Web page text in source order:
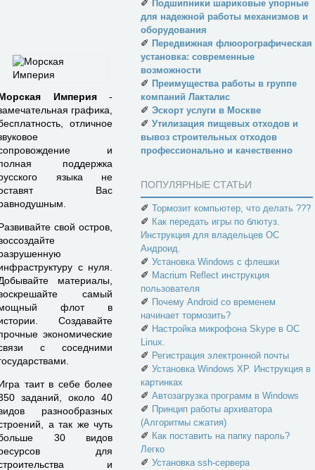
Империя-
графика,
отличное
и
поддержка
языка не
Вас
свой остров,
с нуля.
материалы,
самый
флот в
Создавайте
экономические
с соседними
таит в себе более
заданий, около 40
разнообразных
а так же чуть
30 видов
для
и
✐ Подшипники шариковые упорные
для надежной работы механизмов и
оборудования
✐ Передвижная флюорографическая
установка: современные
возможности
✐ Преимущества работы в группе
компаний Лакталис
✐ Эскорт услуги в Москве
✐ Утилизация пищевых отходов и
вывоз строительных отходов
профессионально и качественно
ПОПУЛЯРНЫЕ СТАТЬИ
✐ Тормозит компьютер, что делать ???
✐ Как передать игры по блютуз.
Инструкция для владельцев ОС
Андроид.
✐ Установка Windows с флешки
✐ Macrium Reflect инструкция
пользователя
✐ Почему Android со временем
начинает тормозить?
✐ Настройка микрофона Skype в ОС
Linux.
✐ Регистрация электронной почты
✐ Установка Windows XP. Инструкция в
картинках
✐ Автозагрузка программ в Windows
✐ Принцип работы архиватора
(Алгоритмы сжатия)
✐ Как поставить на папку пароль?
Легко
✐ Установка ssh-сервера